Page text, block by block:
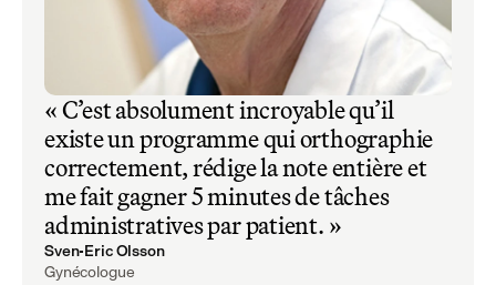
« C’est absolument incroyable qu’il
existe un programme qui orthographie
correctement, rédige la note entière et
me fait gagner 5 minutes de tâches
administratives par patient. »
Sven-Eric Olsson
Gynécologue